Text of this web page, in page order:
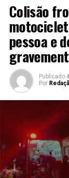
Colisão
pessoa e
Publicado
Por